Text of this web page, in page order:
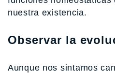
nuestra existencia.
Observar la
Aunque nos sintamos